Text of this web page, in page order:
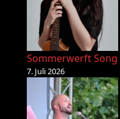
Sommerwerft Song
7. Juli 2026